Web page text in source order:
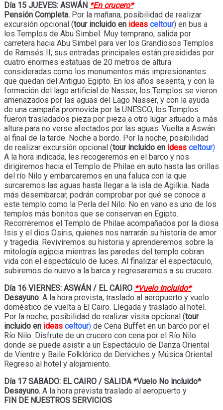
Día 15 JUEVES: ASWÁN *En crucero*
Pensión Completa. Por la mañana, posibilidad de realizar
excursión opcional (tour incluido en ideas celtour) en bus a
los Templos de Abu Simbel. Muy temprano, salida por
carretera hacia Abu Simbel para ver los Grandiosos Templos
de Ramsés II; sus entradas principales están presididas por
cuatro enormes estatuas de 20 metros de altura
consideradas como los monumentos más impresionantes
que quedan del Antiguo Egipto. En los años sesenta, y con la
formación del lago artificial de Nasser, los Templos se vieron
amenazados por las aguas del Lago Nasser, y con la ayuda
de una campaña promovida por la UNESCO, los Templos
fueron trasladados pieza por pieza a otro lugar situado a más
altura para no verse afectados por las aguas. Vuelta a Aswán
al final de la tarde. Noche a bordo. Por la noche, posibilidad
de realizar excursión opcional (tour incluido en ideas celtour)
A la hora indicada, les recogeremos en el barco y nos
dirigiremos hacia el Templo de Philae en auto hasta las orillas
del río Nilo y embarcaremos en una faluca con la que
surcaremos las aguas hasta llegar a la isla de Agilkia. Nada
más desembarcar, podrán comprobar por qué se conoce a
este templo como la Perla del Nilo. No en vano es uno de los
templos más bonitos que se conservan en Egipto.
Recorreremos el Templo de Philae acompañados por la diosa
Isis y el dios Osiris, quienes nos narrarán su historia de amor
y tragedia. Reviviremos su historia y aprenderemos sobre la
mitología egipcia mientras las paredes del templo cobran
vida con el espectáculo de luces. Al finalizar el espectáculo,
subiremos de nuevo a la barca y regresaremos a su crucero.
Día 16 VIERNES: ASWÁN / EL CAIRO *Vuelo Incluido*
Desayuno. A la hora prevista, traslado al aeropuerto y vuelo
doméstico de vuelta a El Cairo. Llegada y traslado al hotel.
Por la noche, posibilidad de realizar visita opcional (tour
incluido en ideas celtour) de Cena Buffet en un barco por el
Río Nilo. Disfrute de un crucero con cena por el Río Nilo
donde se puede asistir a un Espectáculo de Danza Oriental
de Vientre y Baile Folklórico de Derviches y Música Oriental
Regreso al hotel y alojamiento.
Día 17 SABADO: EL CAIRO / SALIDA *Vuelo No incluido*
Desayuno. A la hora prevista traslado al aeropuerto y
FIN DE NUESTROS SERVICIOS